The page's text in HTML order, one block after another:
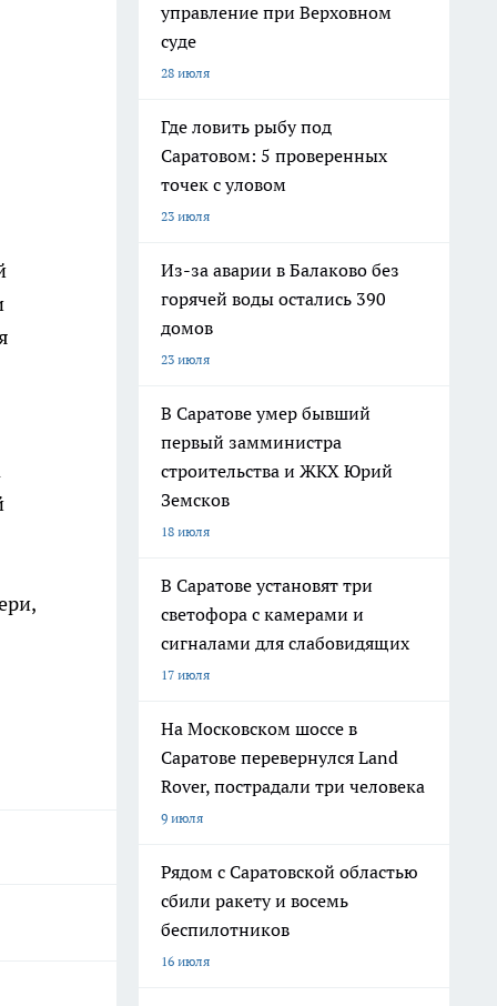
управление при Верховном
суде
28 июля
Где ловить рыбу под
Саратовом: 5 проверенных
точек с уловом
23 июля
Из-за аварии в Балаково без
горячей воды остались 390
домов
23 июля
В Саратове умер бывший
первый замминистра
строительства и ЖКХ Юрий
Земсков
18 июля
В Саратове установят три
светофора с камерами и
сигналами для слабовидящих
17 июля
На Московском шоссе в
Саратове перевернулся Land
Rover, пострадали три человека
9 июля
Рядом с Саратовской областью
сбили ракету и восемь
беспилотников
16 июля